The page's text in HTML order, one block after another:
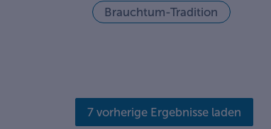
Brauchtum-Tradition
7 vorherige Ergebnisse laden